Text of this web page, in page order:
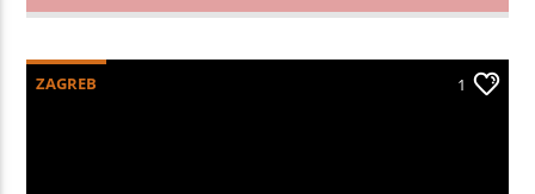
ZAGREB 1